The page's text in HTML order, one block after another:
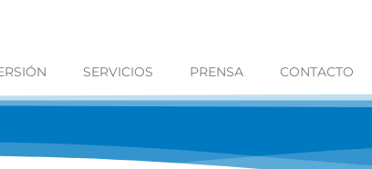
SERVICIOS PRENSA CONTACTO